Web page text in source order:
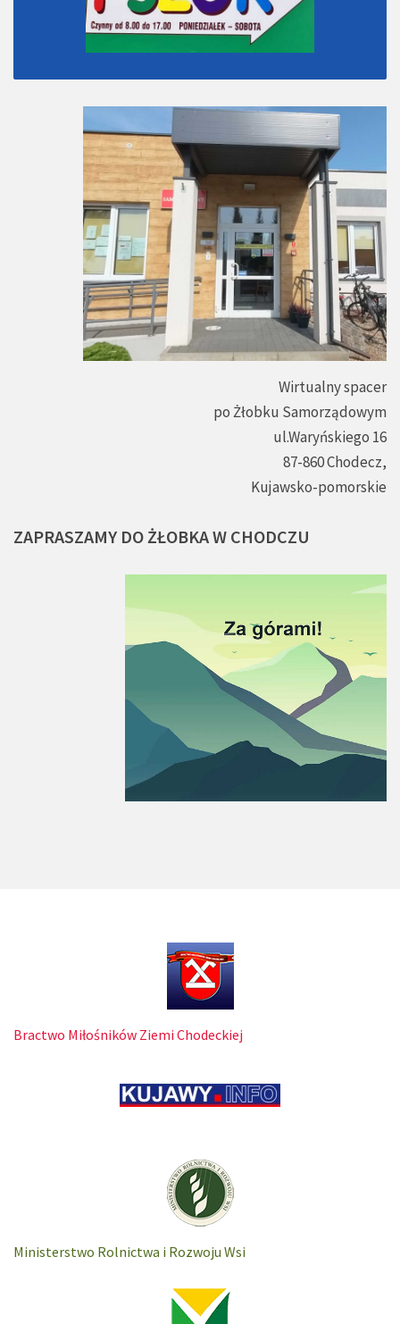
Wirtualny spacer
po Żłobku Samorządowym
ul.Waryńskiego 16
87-860 Chodecz,
Kujawsko-pomorskie
ZAPRASZAMY DO ŻŁOBKAW CHODCZU
Bractwo Miłośników Ziemi Chodeckiej
Ministerstwo Rolnictwa i Rozwoju Wsi